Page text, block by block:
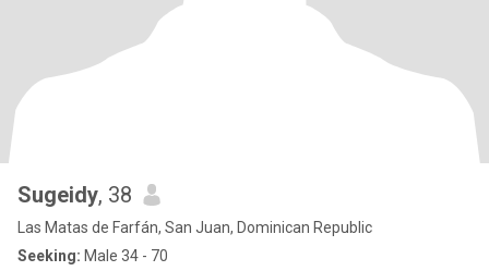
Sugeidy, 38
Las Matas de Farfán, San Juan, Dominican Republic
Seeking: Male 34 - 70